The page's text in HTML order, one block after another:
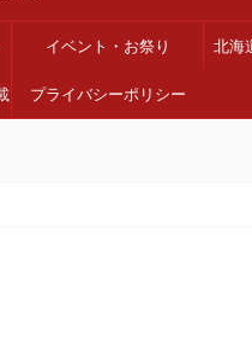
イベント・お祭り 北海
プライバシーポリシー